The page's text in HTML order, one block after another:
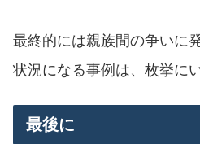
最終的には親族間の争いに
状況になる事例は、枚挙に
最後に